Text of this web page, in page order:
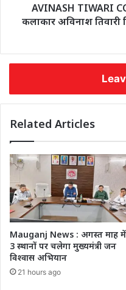
AVINASH TIWARI
कलाकार अविनाश तिवारी
Related Articles
Mauganj News : अगस्त माह में
3 स्थानों पर चलेगा मुख्यमंत्री जन
विश्वास अभियान
21 hours ago